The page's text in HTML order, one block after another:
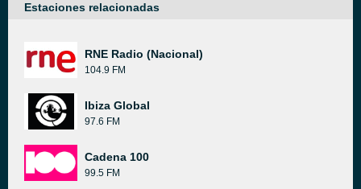
Estaciones relacionadas
RNE Radio (Nacional)
104.9 FM
Ibiza Global
97.6 FM
Cadena 100
99.5 FM